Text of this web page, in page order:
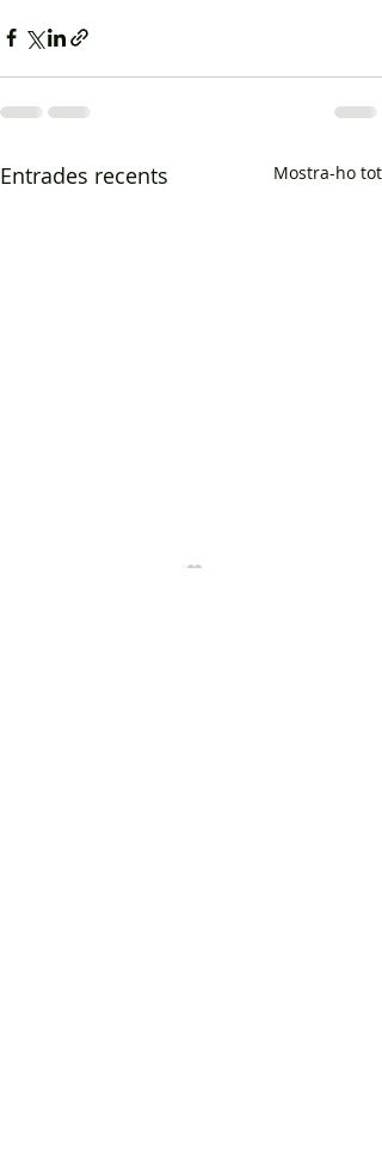
Entrades recents Mostra-ho tot